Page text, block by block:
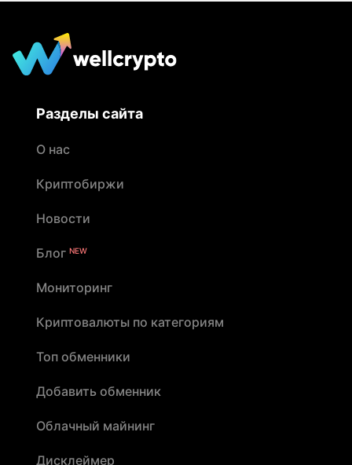
средств до приезда курьера
Разделы сайта
О нас
Криптобиржи
Новости
Блог NEW
Мониторинг
Криптовалюты по категориям
Топ обменники
Добавить обменник
Облачный майнинг
Дисклеймер